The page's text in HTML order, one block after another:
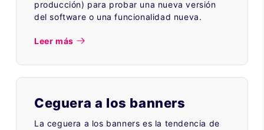
producción) para probar una nueva versión
del software o una funcionalidad nueva.
Leer más
Ceguera a los banners
La ceguera a los banners es la tendencia de